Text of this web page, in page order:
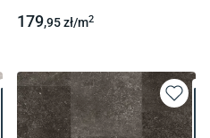
Mj3553 Ac4 9,50Mm 4V-Fuga
179,95zł/m2